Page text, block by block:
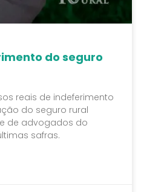
do seguro
reais de indeferimento
do seguro rural
de advogados do
safras.